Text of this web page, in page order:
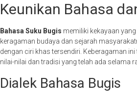
Keunikan Bahasa
Bahasa Suku Bugis memiliki kekayaan
keragaman budaya dan sejarah
dengan ciri khas tersendiri. Keberagaman
nilai-nilai dan tradisi yang telah ada selama
Dialek Bahasa Bugis